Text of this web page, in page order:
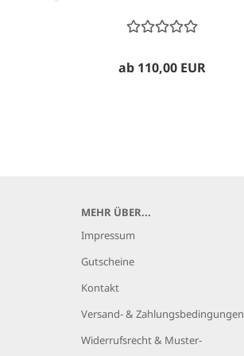
ab 110,00 EUR
MEHR ÜBER...
Impressum
Gutscheine
Kontakt
Versand- & Zahlungsbedingungen
Widerrufsrecht & Muster-